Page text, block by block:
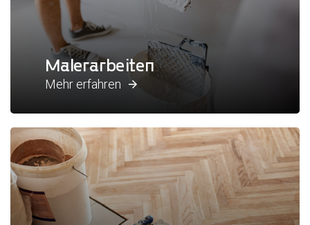
Malerarbeiten
Mehr erfahren